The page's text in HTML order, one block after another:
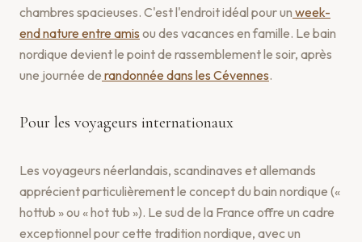
chambres spacieuses. C'est l'endroit idéal pour un week-
end nature entre amis ou des vacances en famille. Le bain
nordique devient le point de rassemblement le soir, après
une journée de randonnée dans les Cévennes.
Pour les voyageurs internationaux
Les voyageurs néerlandais, scandinaves et allemands
apprécient particulièrement le concept du bain nordique («
hottub » ou « hot tub »). Le sud de la France offre un cadre
exceptionnel pour cette tradition nordique, avec un